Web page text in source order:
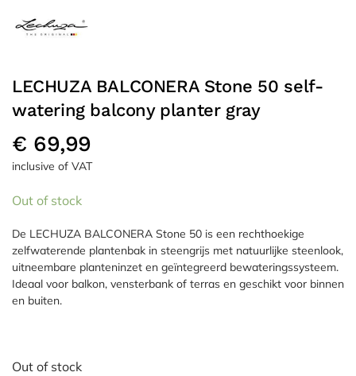
LECHUZA BALCONERA Stone 50 self-
watering balcony planter gray
€ 69,99
inclusive of VAT
Out of stock
De LECHUZA BALCONERA Stone 50 is een rechthoekige
zelfwaterende plantenbak in steengrijs met natuurlijke steenlook,
uitneembare planteninzet en geïntegreerd bewateringssysteem.
Ideaal voor balkon, vensterbank of terras en geschikt voor binnen
en buiten.
Out of stock